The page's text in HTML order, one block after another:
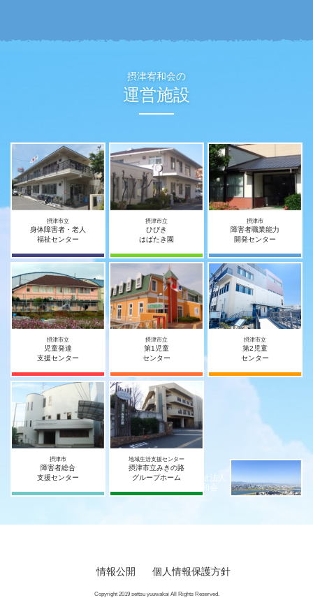
摂津宥和会の
運営施設
社会福祉法人
摂津宥和会
摂津市立
身体障害者・老人
福祉センター
摂津市立
ひびき
はばたき園
摂津市
障害者職業能力
開発センター
摂津市立
児童発達
支援センター
摂津市立
第1児童
センター
摂津市立
第2児童
センター
摂津市
障害者総合
支援センター
地域生活支援センター
摂津市立みきの路
グループホーム
情報公開 個人情報保護方針
Copyright 2019 settsu yuuwakai All Rights Reserved.